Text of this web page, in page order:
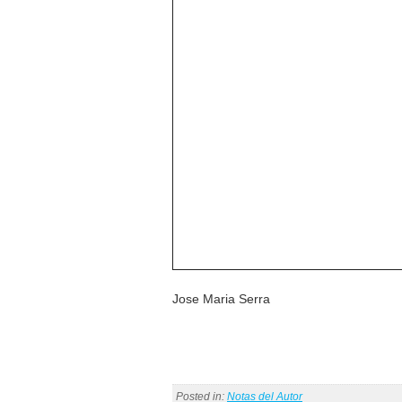
Jose Maria Serra
Posted in: Notas del Autor